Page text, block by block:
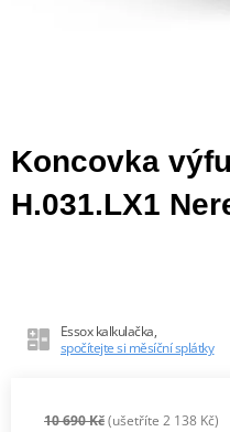
Koncovka
H.031.LX1
Essox kalkulačka,
spočítejte si měsíční splátky
10 690 Kč(ušetříte 2 138 Kč)